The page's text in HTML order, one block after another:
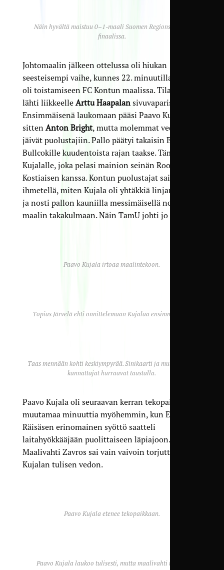
Näin hyvältä maistuu 0–1-maali Suomen Regions’ Cupin
finaalissa.
Johtomaalin jälkeen ottelussa oli hiukan
seesteisempi vaihe, kunnes 22. minuutilla pallo
oli toistamiseen FC Kontun maalissa. Tilanne
lähti liikkeelle Arttu Haapalansivuvaparista.
Ensimmäisenä laukomaan pääsi Paavo Kujala ja
sitten Anton Bright, mutta molemmat vedot
jäivät puolustajiin. Pallo päätyi takaisin Eric
Bullcokille kuudentoista rajan taakse. Tämä jatkoi
Kujalalle, joka pelasi mainion seinän Roope
Kostiaisen kanssa. Kontun puolustajat saivat vain
ihmetellä, miten Kujala oli yhtäkkiä linjan takana,
ja nosti pallon kauniilla messimäisellä nostolla
maalin takakulmaan. Näin TamU johti jo 0–2.
Paavo Kujala irtoaa maalintekoon.
Topias Järvelä ehti onnittelemaan Kujalaa ensimmäisenä.
Taas mennään kohti keskiympyrää. Sinikaarti ja muut TamU-
kannattajat hurraavat taustalla.
Paavo Kujala oli seuraavan kerran tekopaikassa jo
muutamaa minuuttia myöhemmin, kun Eetu
Räisäsen erinomainen syöttö saatteli
laitahyökkääjään puolittaiseen läpiajoon.
Maalivahti Zavros sai vain vaivoin torjuttua
Kujalan tulisen vedon.
Paavo Kujala etenee tekopaikkaan.
Paavo Kujala laukoo tulisesti, mutta maalivahti torjuu.